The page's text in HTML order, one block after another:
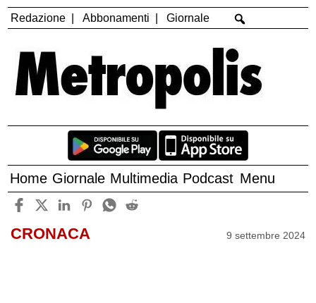
Redazione Abbonamenti Giornale
Home Giornale Multimedia Podcast Menu
CRONACA 9 settembre 2024